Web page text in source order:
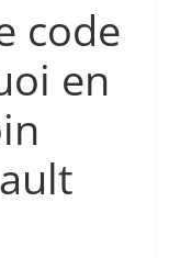
code
en